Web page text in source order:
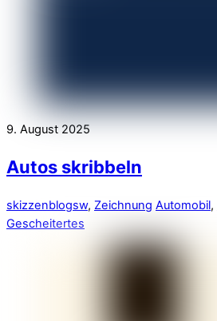
9. August 2025
Autos skribbeln
skizzenblogsw, Zeichnung Automobil,
Gescheitertes